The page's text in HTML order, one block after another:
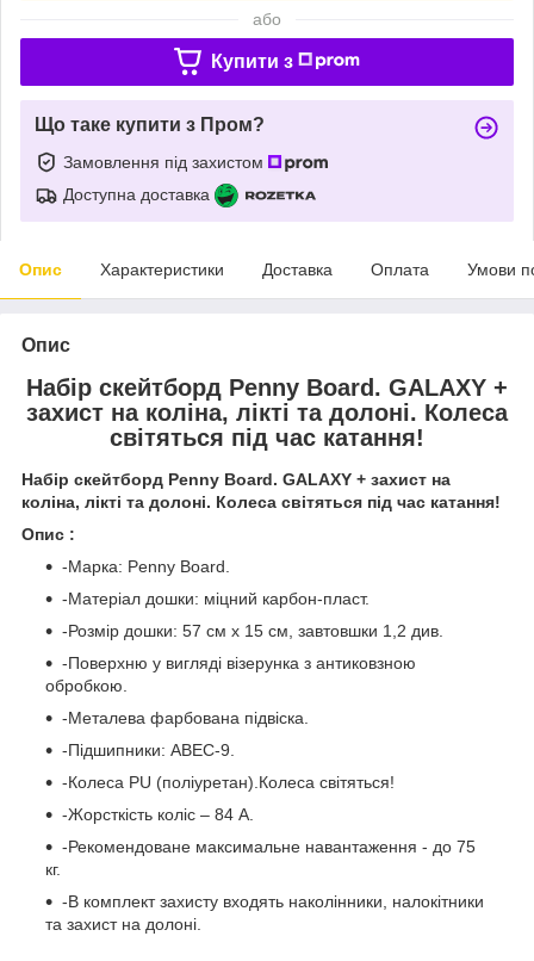
або
Купити з
Що таке купити з Пром?
Замовлення під захистом
Доступна доставка
Опис Характеристики Доставка Оплата Умови
Опис
Набір скейтборд Penny Board. GALAXY +
захист на коліна, лікті та долоні. Колеса
світяться під час катання!
Набір скейтборд Penny Board. GALAXY + захист на
коліна, лікті та долоні. Колеса світяться під час катання!
Опис :
-Марка: Penny Board.
-Матеріал дошки: міцний карбон-пласт.
-Розмір дошки: 57 см х 15 см, завтовшки 1,2 див.
-Поверхню у вигляді візерунка з антиковзною
обробкою.
-Металева фарбована підвіска.
-Підшипники: ABEC-9.
-Колеса PU (поліуретан).Колеса світяться!
-Жорсткість коліс – 84 А.
-Рекомендоване максимальне навантаження - до 75
кг.
-В комплект захисту входять наколінники, налокітники
та захист на долоні.